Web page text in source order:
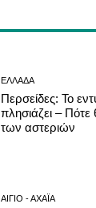
ΕΛΛΆΔΑ
Περσείδες: Το
πλησιάζει –
των αστεριών
ΑΊΓΙΟ - ΑΧΑΪ́Α